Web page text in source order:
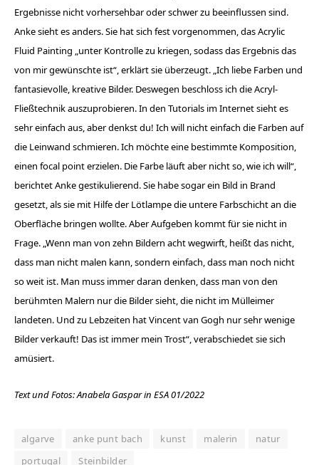
Ergebnisse nicht vorhersehbar oder schwer zu beeinflussen sind.
Anke sieht es anders. Sie hat sich fest vorgenommen, das Acrylic
Fluid Painting „unter Kontrolle zu kriegen, sodass das Ergebnis das
von mir ­gewünschte ist“, erklärt sie überzeugt. „Ich liebe Farben und
fantasievolle, kreative ­Bilder. Deswegen beschloss ich die Acryl-
Fließtechnik auszuprobieren. In den Tutorials im Internet sieht es
sehr einfach aus, aber denkst du! Ich will nicht einfach die Farben auf
die Leinwand schmieren. Ich möchte eine bestimmte Komposition,
einen focal point erzielen. Die Farbe läuft aber nicht so, wie ich will“,
berichtet Anke gestikulierend. Sie habe sogar ein Bild in Brand
gesetzt, als sie mit Hilfe der Lötlampe die untere Farbschicht an die
Oberfläche bringen wollte. Aber Aufgeben kommt für sie nicht in
Frage. „Wenn man von zehn Bildern acht wegwirft, heißt das nicht,
dass man nicht malen kann, sondern einfach, dass man noch nicht
so weit ist. Man muss immer daran denken, dass man von den
berühmten Malern nur die Bilder sieht, die nicht im Mülleimer
landeten. Und zu Lebzeiten hat Vincent van Gogh nur sehr wenige
Bilder verkauft! Das ist immer mein Trost“, verabschiedet sie sich
amüsiert.
Text und Fotos: Anabela Gaspar in ESA 01/2022
algarve anke punt bach kunst malerin
natur
portugal
Steinbilder